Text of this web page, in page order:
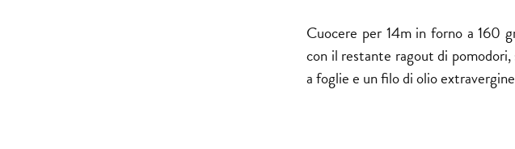
Cuocere per 14m in forno a 160
con il restante ragout di pomodori,
a foglie e un filo di olio extravergine